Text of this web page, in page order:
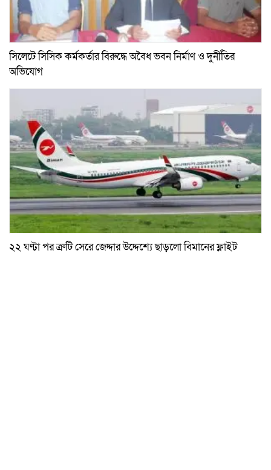
সিলেটে সিসিক কর্মকর্তার বিরুদ্ধে অবৈধ ভবন নির্মাণ ও দুর্নীতির
অভিযোগ
২২ ঘণ্টা পর ত্রুটি সেরে জেদ্দার উদ্দেশ্যে ছাড়লো বিমানের ফ্লাইট